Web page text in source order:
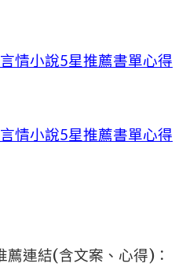
情小說5星推薦書單心得
情小說5星推薦書單心得
連結(含文案、心得)：